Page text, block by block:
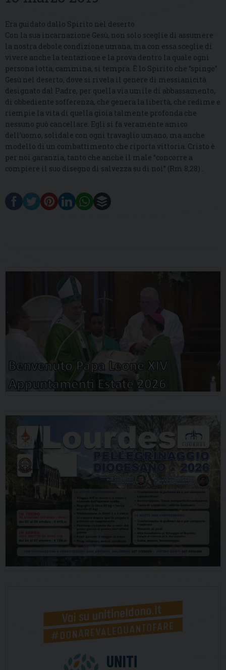
Era guidato dallo Spirito nel deserto
Con la sua incarnazione Gesù, non solo sceglie di assumere
la nostra debole condizione umana, ma con essa sceglie di
vivere anche la tentazione e la prova dentro la quale ogni
persona lotta, cammina, si tempra. È lo Spirito che “spinge”
Gesù nel deserto, dove si rivela il genere di messianicità
designato dal Padre, per quella via umile di abbassamento,
di obbediente sofferenza, che genera la libertà, che redime e
riempie la vita di quella gioia talmente profonda che
nessuno può cancellare. Egli si fa veramente amico
dell’uomo, solidale con ogni travaglio umano, ma anche
modello di un combattimento che riporta vittoria. Cristo è
per noi garanzia, tanto che anche il male “concorre a
compiere il suo disegno di salvezza su di noi” (Rm 8,28) .